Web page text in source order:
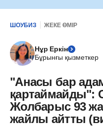
ШОУБИЗ ЖЕКЕ ӨМІР
Нұр Еркін
Бұрынғы қызметкер
"Анасы бар
қартаймайды":
Жолбарыс 93
жайлы айтты